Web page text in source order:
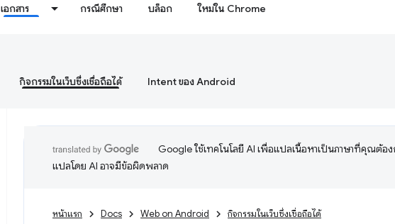
เอกสาร กรณีศึกษา บล็อก ใหม่ใน Chrome
กิจกรรมในเว็บซึ่งเชื่อถือได้ Intent ของ Android
Google ใช้เทคโนโลยี AI เพื่อแปลเนื้อหาเป็นภาษาที่คุณต้อง
แปลโดย AI อาจมีข้อผิดพลาด
หน้าแรก Docs Web on Android กิจกรรมในเว็บซึ่งเชื่อถือได้